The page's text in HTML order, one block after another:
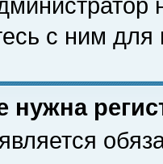
с ним для
нужна